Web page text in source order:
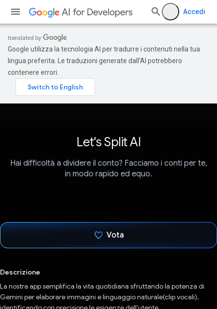
Accedi
Google utilizza la tecnologia AI per tradurre i contenuti nella tua
lingua preferita. Le traduzioni generate dall'AI potrebbero
contenere errori.
Let's Split AI
Hai difficoltà a dividere il conto? Facciamo i conti per te,
in modo rapido ed equo.
Vota
Descrizione
La nostra app semplifica la vita quotidiana sfruttando la potenza di
Gemini per elaborare immagini e linguaggio naturale(clip vocali),